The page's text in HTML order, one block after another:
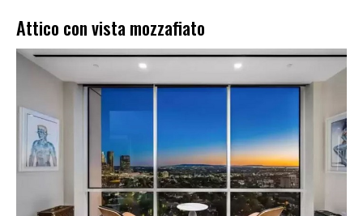
Attico con vista mozzafiato